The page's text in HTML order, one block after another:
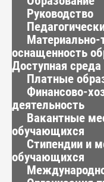
Руководство
Материально-
оснащенность
Доступная среда
Платные
Финансово-
деятельность
Вакантные
обучающихся
Стипендии и
обучающихся